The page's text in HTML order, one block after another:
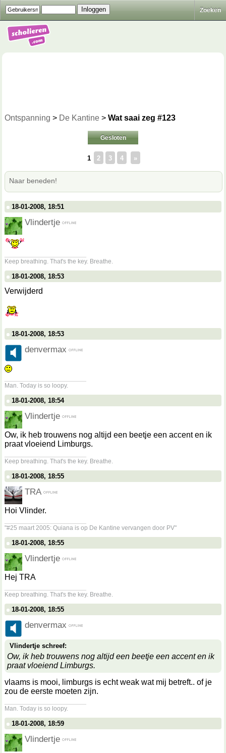
Zoeken
Ontspanning > De Kantine > Wat saai zeg #123
Gesloten
1 2 3 4 »
Naar beneden!
18-01-2008, 18:51
Vlindertje
Keep breathing. That's the key. Breathe.
18-01-2008, 18:53
Verwijderd
18-01-2008, 18:53
denvermax
Man. Today is so loopy.
18-01-2008, 18:54
Vlindertje
Ow, ik heb trouwens nog altijd een beetje een accent en ik
praat vloeiend Limburgs.
Keep breathing. That's the key. Breathe.
18-01-2008, 18:55
TRA
Hoi Vlinder.
"#25 maart 2005: Quiana is op De Kantine vervangen door PV"
18-01-2008, 18:55
Vlindertje
Hej TRA
Keep breathing. That's the key. Breathe.
18-01-2008, 18:55
denvermax
Vlindertje schreef:
Ow, ik heb trouwens nog altijd een beetje een accent en ik
praat vloeiend Limburgs.
vlaams is mooi, limburgs is echt weak wat mij betreft.. of je
zou de eerste moeten zijn.
Man. Today is so loopy.
18-01-2008, 18:59
Vlindertje